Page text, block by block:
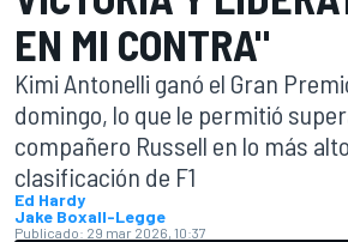
EN MI CONTRA"
Kimi Antonelli ganó el Gran
domingo, lo que le permitió
compañero Russell en lo más
clasificación de F1
Ed Hardy
Jake Boxall-Legge
Publicado: 29 mar 2026, 10:37